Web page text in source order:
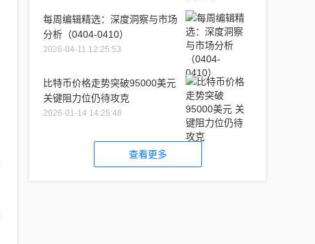
每周编辑精选：深度洞察与市场
分析（0404-0410）
2026-04-11 12:25:53
比特币价格走势突破95000美元
关键阻力位仍待攻克
2026-01-14 14:25:46
查看更多